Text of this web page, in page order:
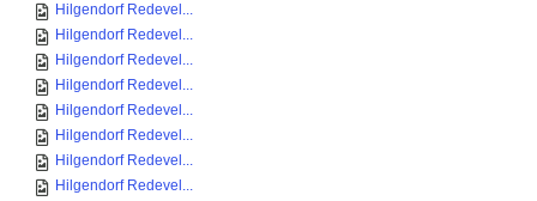
Hilgendorf Redevel...
Hilgendorf Redevel...
Hilgendorf Redevel...
Hilgendorf Redevel...
Hilgendorf Redevel...
Hilgendorf Redevel...
Hilgendorf Redevel...
Hilgendorf Redevel...